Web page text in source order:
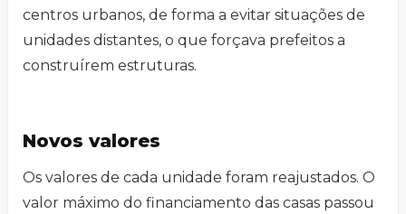
centros urbanos, de forma a evitar situações de
unidades distantes, o que forçava prefeitos a
construírem estruturas.
Novos valores
Os valores de cada unidade foram reajustados. O
valor máximo do financiamento das casas passou